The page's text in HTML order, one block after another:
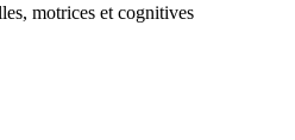
motrices et cognitives